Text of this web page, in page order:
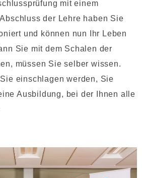
mit einem
der Lehre haben Sie
und können nun Ihr Leben
Sie mit dem Schalen der
müssen Sie selber wissen.
einschlagen werden, Sie
Ausbildung, bei der Ihnen alle